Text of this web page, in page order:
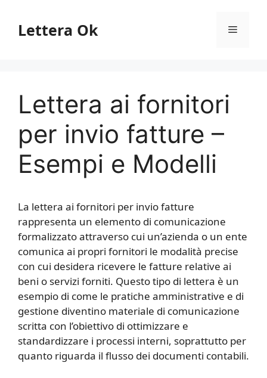
contenuto
Lettera Ok Menu
Lettera ai fornitori
per invio fatture –
Esempi e Modelli
La lettera ai fornitori per invio fatture
rappresenta un elemento di comunicazione
formalizzato attraverso cui un’azienda o un ente
comunica ai propri fornitori le modalità precise
con cui desidera ricevere le fatture relative ai
beni o servizi forniti. Questo tipo di lettera è un
esempio di come le pratiche amministrative e di
gestione diventino materiale di comunicazione
scritta con l’obiettivo di ottimizzare e
standardizzare i processi interni, soprattutto per
quanto riguarda il flusso dei documenti contabili.